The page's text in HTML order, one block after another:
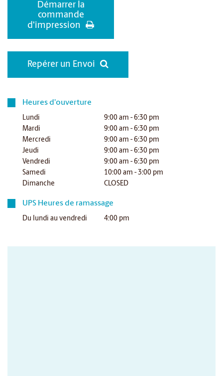
Démarrer la
commande
d'impression
Repérer un Envoi
Heures d'ouverture
Lundi
9:00 am - 6:30 pm
Mardi
9:00 am - 6:30 pm
Mercredi
9:00 am - 6:30 pm
Jeudi
9:00 am - 6:30 pm
Vendredi
9:00 am - 6:30 pm
Samedi
10:00 am - 3:00 pm
Dimanche
CLOSED
UPS Heures de ramassage
Du lundi au vendredi 4:00 pm